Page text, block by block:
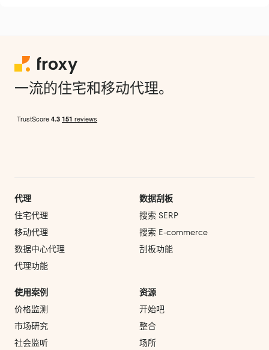
一流的住宅和移动代理。
代理
住宅代理
移动代理
数据中心代理
代理功能
数据刮板
搜索 SERP
搜索 E‑commerce
刮板功能
使用案例
价格监测
市场研究
社会监听
资源
开始吧
整合
场所